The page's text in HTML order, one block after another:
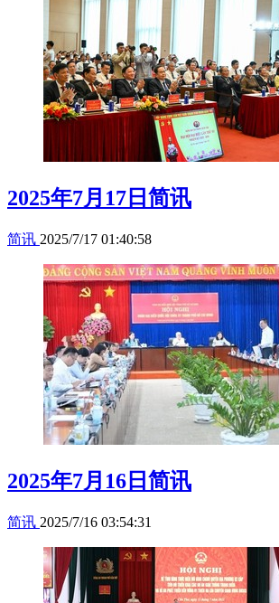
2025年7月17日简讯
简讯 2025/7/17 01:40:58
2025年7月16日简讯
简讯 2025/7/16 03:54:31